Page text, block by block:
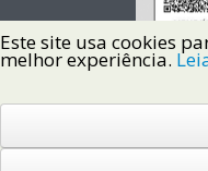
Copyright © 2022
Todos
Este site usa cookies
melhor experiência.